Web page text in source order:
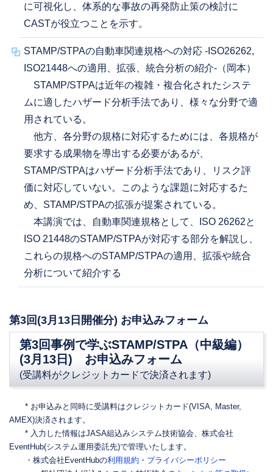
に可視化し、体系的な事故の再発防止策の検討に
CASTが役立つことを示す。
STAMP/STPAの自動車関連規格への対応 -ISO26262,
ISO21448への適用、拡張、統合分析の紹介-（岡本）
STAMP/STPAは近年の複雑・複合化されたシステ
ムに適したハザード分析手法であり、様々な分野で適
用されている。
他方、各分野の規格に対応するためには、各規格が
要求する成果物を導出する必要があるが、
STAMP/STPAはハザード分析手法であり、リスク評
価に対応していない。このような課題に対応するた
め、STAMP/STPAの拡張が提案されている。
本講演では、自動車関連規格として、ISO 26262と
ISO 21448のSTAMP/STPAが対応する部分を解説し、
これらの規格へのSTAMP/STPAの適用、拡張や統合
分析について紹介する
第3回(3月13日開催分) お申込みフォーム
第3回事例で学ぶSTAMP/STPA（中級編）
(3月13日) お申込みフォーム
(受講料がクレジットカードで決済されます)
* お申込みと同時に受講料はクレジットカード(VISA, Master,
AMEX)決済されます。
* 入力した情報はJASA組込みシステム技術協会、株式会社
EventHub(システム運用委託先)で管理いたします。
・株式会社EventHubの利用規約 ・ プライバシーポリシー